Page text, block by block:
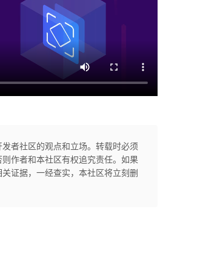
者社区的观点和立场。转载时必须
作者和本社区有权追究责任。如果
证据，一经查实，本社区将立刻删